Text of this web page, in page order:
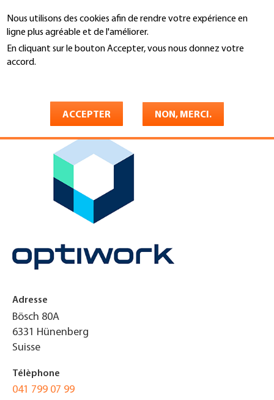
Nous utilisons des cookies afin de rendre votre expérience en
ligne plus agréable et de l'améliorer.
En cliquant sur le bouton Accepter, vous nous donnez votre
accord.
ACCEPTER NON, MERCI.
au
contenu
principal
Recherche
You
Adresse
Bösch 80A
6331 Hünenberg
Suisse
Télèphone
041 799 07 99